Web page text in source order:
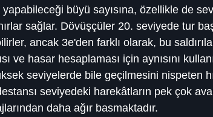
büyü sayısına, özellikle de
sağlar. Dövüşçüler 20. seviyede tur
ancak 3e'den farklı olarak, bu
ve hasar hesaplaması için aynısını
seviyelerde bile geçilmesini nispeten
seviyedeki harekâtların pek çok
daha ağır basmaktadır.